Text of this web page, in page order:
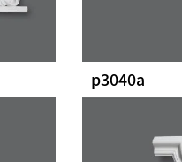
p3040a